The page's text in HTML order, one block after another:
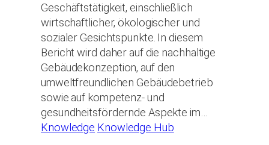
Geschäftstätigkeit, einschließlich
wirtschaftlicher, ökologischer und
sozialer Gesichtspunkte. In diesem
Bericht wird daher auf die nachhaltige
Gebäudekonzeption, auf den
umweltfreundlichen Gebäudebetrieb
sowie auf kompetenz- und
gesundheitsfördernde Aspekte im…
Knowledge Knowledge Hub